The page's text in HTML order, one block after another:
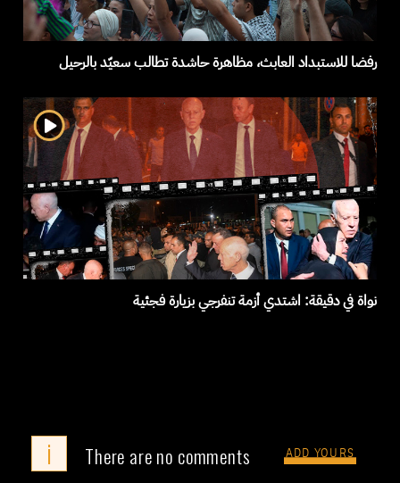
رفضا للاستبداد العابث، مظاهرة حاشدة تطالب سعيّد بالرحيل
نواة في دقيقة: اشتدي أزمة تنفرجي بزيارة فجئية
i There are no comments ADD YOURS